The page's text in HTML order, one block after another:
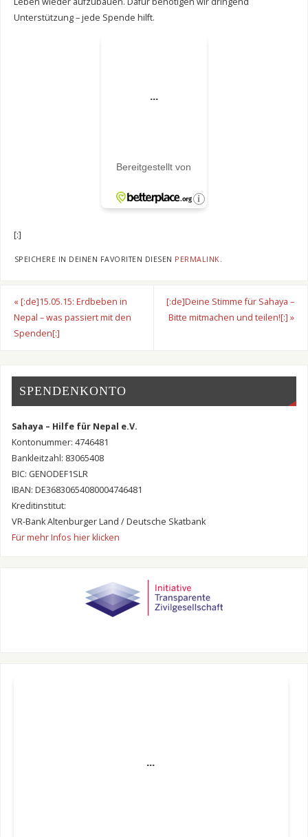
Unterstützung – jede Spende hilft.
[:]
SPEICHERE IN DEINEN FAVORITEN DIESEN PERMALINK.
« [:de]15.05.15: Erdbeben in
Nepal – was passiert mit den
Spenden[:]
[:de]Deine Stimme für Sahaya –
Bitte mitmachen und teilen![:]»
SPENDENKONTO
Sahaya – Hilfe für Nepal e.V.
Kontonummer: 4746481
Bankleitzahl: 83065408
BIC: GENODEF1SLR
IBAN: DE36830654080004746481
Kreditinstitut:
VR-Bank Altenburger Land / Deutsche Skatbank
Für mehr Infos hier klicken